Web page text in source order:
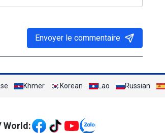
Envoyer le commentaire
Khmer Korean Lao Russian
hội
World: